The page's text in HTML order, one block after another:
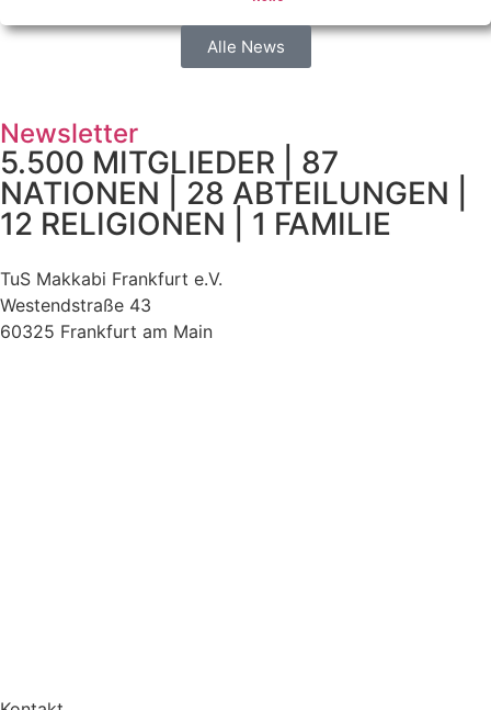
Alle News
Newsletter
5.500 MITGLIEDER | 87
NATIONEN | 28 ABTEILUNGEN |
12 RELIGIONEN | 1 FAMILIE
TuS Makkabi Frankfurt e.V.
Westendstraße 43
60325 Frankfurt am Main